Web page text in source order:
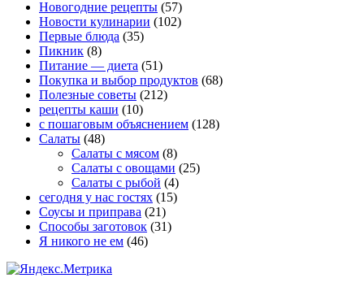
Новогодние рецепты (57)
Новости кулинарии (102)
Первые блюда (35)
Пикник (8)
Питание — диета (51)
Покупка и выбор продуктов (68)
Полезные советы (212)
рецепты каши (10)
с пошаговым объяснением (128)
Салаты (48)
Салаты с мясом (8)
Салаты с овощами (25)
Салаты с рыбой (4)
сегодня у нас гостях (15)
Соусы и приправа (21)
Способы заготовок (31)
Я никого не ем (46)